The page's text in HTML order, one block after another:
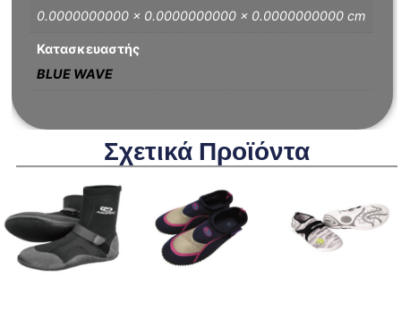
0.0000000000 × 0.0000000000 × 0.0000000000 cm
Κατασκευαστής
BLUE WAVE
Σχετικά Προϊόντα